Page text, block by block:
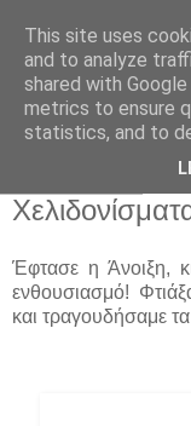
Έφτασε η Άνοιξη,
ενθουσιασμό!
και τραγουδήσαμε
This site uses
and to analyze
shared with
metrics to ensure
statistics, and to